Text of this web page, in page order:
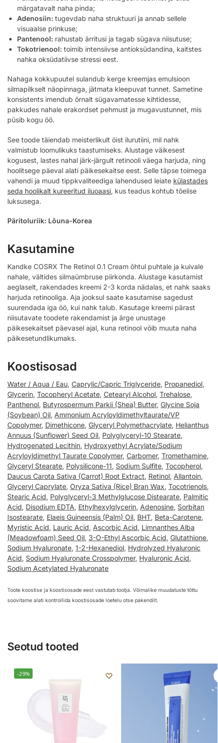
märgatavalt naha pinda;
Adenosiin: tugevdab naha struktuuri ja annab sellele
visuaalse prinkuse;
Pantenool: rahustab ärritusi ja tagab sügava niisutuse;
Tokotrienool: toimib intensiivse antioksüdandina, kaitstes
nahka oksüdatiivse stressi eest.
Nahaga kokkupuutel sulandub kerge kreemjas emulsioon
silmapilkselt näopinnaga, jätmata kleepuvat tunnet. Sametine
konsistents imendub õrnalt sügavamatesse kihtidesse,
pakkudes nahale erakordset pehmust ja mugavustunnet, mis
püsib kogu öö.
See toode täiendab meisterlikult öist ilurutiini, mil nahk
valmistub loomulikuks taastumiseks. Alustage väikesest
kogusest, lastes nahal järk-järgult retinooli väega harjuda, ning
hoolitsege päeval alati päikesekaitse eest. Selle täpse toimega
vahendi ja muud tippkvaliteediga lahendused leiate külastades
seda hoolikalt kureeritud iluoaasi, kus teadus kohtub tõelise
luksusega.
Päritoluriik: Lõuna-Korea
Kasutamine
Kandke COSRX The Retinol 0.1 Cream õhtul puhtale ja kuivale
nahale, vältides silmaümbruse piirkonda. Alustage kasutamist
aeglaselt, rakendades kreemi 2-3 korda nädalas, et nahk saaks
harjuda retinooliga. Aja jooksul saate kasutamise sagedust
suurendada iga öö, kui nahk talub. Kasutage kreemi pärast
niisutavate toodete rakendamist ja ärge unustage
päikesekaitset päevasel ajal, kuna retinool võib muuta naha
päikesetundlikumaks.
Koostisosad
Water / Aqua / Eau, Caprylic/Capric Triglyceride, Propanediol,
Glycerin, Tocopheryl Acetate, Cetearyl Alcohol, Trehalose,
Panthenol, Butyrospermum Parkii (Shea) Butter, Glycine Soja
(Soybean) Oil, Ammonium Acryloyldimethyltaurate/VP
Copolymer, Dimethicone, Glyceryl Polymethacrylate, Helianthus
Annuus (Sunflower) Seed Oil, Polyglyceryl-10 Stearate,
Hydrogenated Lecithin, Hydroxyethyl Acrylate/Sodium
Acryloyldimethyl Taurate Copolymer, Carbomer, Tromethamine,
Glyceryl Stearate, Polysilicone-11, Sodium Sulfite, Tocopherol,
Daucus Carota Sativa (Carrot) Root Extract, Retinol, Allantoin,
Glyceryl Caprylate, Oryza Sativa (Rice) Bran Wax, Tocotrienols,
Stearic Acid, Polyglyceryl-3 Methylglucose Distearate, Palmitic
Acid, Disodium EDTA, Ethylhexylglycerin, Adenosine, Sorbitan
Isostearate, Elaeis Guineensis (Palm) Oil, BHT, Beta-Carotene,
Myristic Acid, Lauric Acid, Ascorbic Acid, Limnanthes Alba
(Meadowfoam) Seed Oil, 3-O-Ethyl Ascorbic Acid, Glutathione,
Sodium Hyaluronate, 1-2-Hexanediol, Hydrolyzed Hyaluronic
Acid, Sodium Hyaluronate Crosspolymer, Hyaluronic Acid,
Sodium Acetylated Hyaluronate
Toote koostise ja koostisosade eest vastutab tootja. Võimalike muudatuste tõttu
soovitame alati kontrollida koostisosade loetelu otse pakendilt.
Seotud tooted
-29%